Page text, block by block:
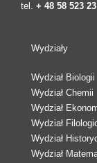
tel. + 48 58 523
Wydziały
Wydział Biologii
Wydział Chemii
Wydział
Wydział
Wydział
Wydział